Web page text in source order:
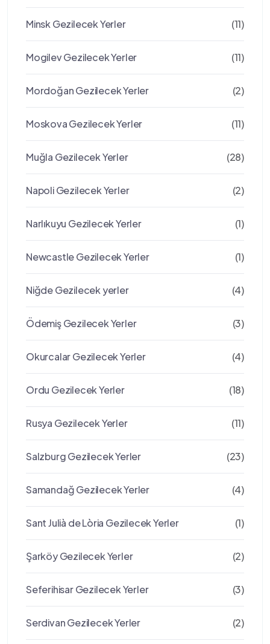
Minsk Gezilecek Yerler (11)
Mogilev Gezilecek Yerler (11)
Mordoğan Gezilecek Yerler (2)
Moskova Gezilecek Yerler (11)
Muğla Gezilecek Yerler (28)
Napoli Gezilecek Yerler (2)
Narlıkuyu Gezilecek Yerler (1)
Newcastle Gezilecek Yerler (1)
Niğde Gezilecek yerler (4)
Ödemiş Gezilecek Yerler (3)
Okurcalar Gezilecek Yerler (4)
Ordu Gezilecek Yerler (18)
Rusya Gezilecek Yerler (11)
Salzburg Gezilecek Yerler (23)
Samandağ Gezilecek Yerler (4)
Sant Julià de Lòria Gezilecek Yerler (1)
Şarköy Gezilecek Yerler (2)
Seferihisar Gezilecek Yerler (3)
Serdivan Gezilecek Yerler (2)